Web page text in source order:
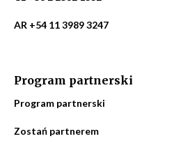
AR +54 11 3989 3247
Program partnerski
Program partnerski
Zostań partnerem